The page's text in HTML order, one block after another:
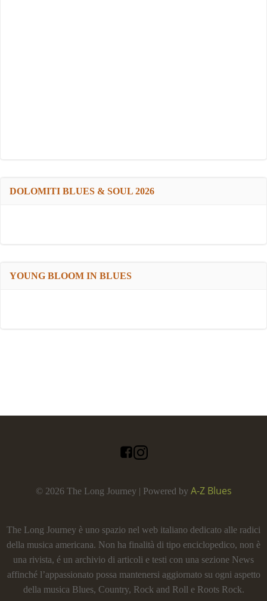
DOLOMITI BLUES & SOUL 2026
YOUNG BLOOM IN BLUES
© 2026 The Long Journey | Powered by A-Z Blues
The Long Journey è uno spazio nel web italiano dedicato alle radici
della musica americana. Non ha finalità di tipo enciclopedico, non è
una rivista, é un archivio di articoli e testi con una sezione News
affinché l’appassionato possa mantenersi aggiornato su ogni aspetto
della musica Blues, Country, Rock and Roll e Roots Rock.